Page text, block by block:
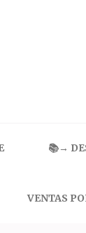
📚→
VENTAS